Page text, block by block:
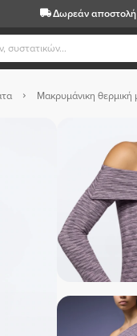
Δωρεάν αποστολή
Μακρυμάνικη